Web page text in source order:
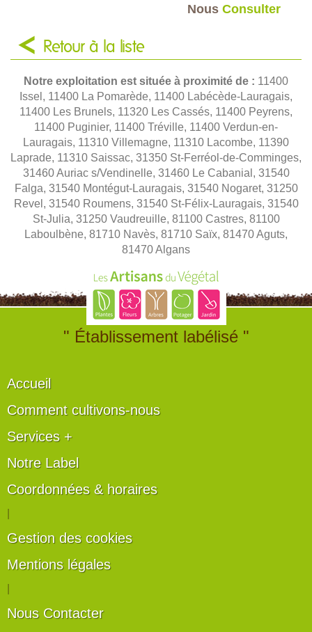
Nous Consulter
Retour à la liste
Notre exploitation est située à proximité de : 11400
Issel, 11400 La Pomarède, 11400 Labécède-Lauragais,
11400 Les Brunels, 11320 Les Cassés, 11400 Peyrens,
11400 Puginier, 11400 Tréville, 11400 Verdun-en-
Lauragais, 11310 Villemagne, 11310 Lacombe, 11390
Laprade, 11310 Saissac, 31350 St-Ferréol-de-Comminges,
31460 Auriac s/Vendinelle, 31460 Le Cabanial, 31540
Falga, 31540 Montégut-Lauragais, 31540 Nogaret, 31250
Revel, 31540 Roumens, 31540 St-Félix-Lauragais, 31540
St-Julia, 31250 Vaudreuille, 81100 Castres, 81100
Laboulbène, 81710 Navès, 81710 Saïx, 81470 Aguts,
81470 Algans
" Établissement labélisé "
Accueil
Comment cultivons-nous
Services +
Notre Label
Coordonnées & horaires
Gestion des cookies
Mentions légales
Nous Contacter